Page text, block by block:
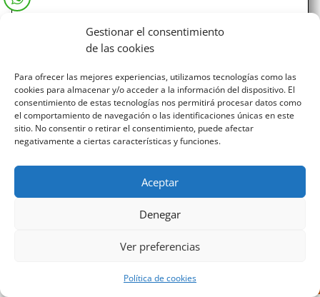
Gestionar el consentimiento
de las cookies
Para ofrecer las mejores experiencias, utilizamos tecnologías como las
cookies para almacenar y/o acceder a la información del dispositivo. El
consentimiento de estas tecnologías nos permitirá procesar datos como
el comportamiento de navegación o las identificaciones únicas en este
sitio. No consentir o retirar el consentimiento, puede afectar
negativamente a ciertas características y funciones.
Aceptar
Denegar
Ver preferencias
Política de cookies
Nuevas matriculaciones. Guía de
inscripción. Curso 24/25.
...
Diseñado por Escuelas Pías Provincia Emaús
Política de privacidad